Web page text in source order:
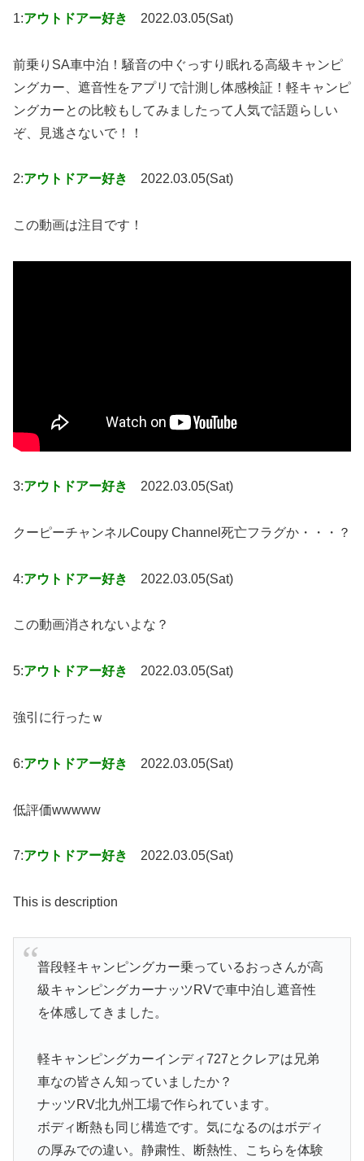
1:アウトドアー好き 2022.03.05(Sat)
前乗りSA車中泊！騒音の中ぐっすり眠れる高級キャンピ
ングカー、遮音性をアプリで計測し体感検証！軽キャンピ
ングカーとの比較もしてみましたって人気で話題らしい
ぞ、見逃さないで！！
2:アウトドアー好き 2022.03.05(Sat)
この動画は注目です！
3:アウトドアー好き 2022.03.05(Sat)
クーピーチャンネルCoupy Channel死亡フラグか・・・？
4:アウトドアー好き 2022.03.05(Sat)
この動画消されないよな？
5:アウトドアー好き 2022.03.05(Sat)
強引に行ったｗ
6:アウトドアー好き 2022.03.05(Sat)
低評価wwwww
7:アウトドアー好き 2022.03.05(Sat)
This is description
普段軽キャンピングカー乗っているおっさんが高
級キャンピングカーナッツRVで車中泊し遮音性
を体感してきました。
軽キャンピングカーインディ727とクレアは兄弟
車なの皆さん知っていましたか？
ナッツRV北九州工場で作られています。
ボディ断熱も同じ構造です。気になるのはボディ
の厚みでの違い。静粛性、断熱性、こちらを体験